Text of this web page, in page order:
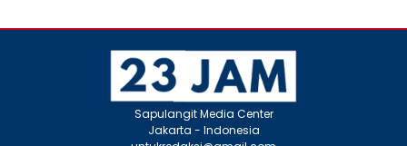
Sapulangit Media Center
Jakarta - Indonesia